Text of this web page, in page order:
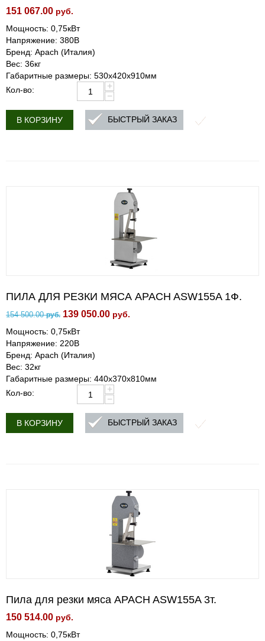
151 067.00 руб.
Мощность: 0,75кВт
Напряжение: 380В
Бренд: Apach (Италия)
Вес: 36кг
Габаритные размеры: 530х420х910мм
Кол-во:
+
−
В КОРЗИНУ БЫСТРЫЙ ЗАКАЗ
ПИЛА ДЛЯ РЕЗКИ МЯСА APACH ASW155A 1Ф.
154 500.00 руб. 139 050.00 руб.
Мощность: 0,75кВт
Напряжение: 220В
Бренд: Apach (Италия)
Вес: 32кг
Габаритные размеры: 440х370х810мм
Кол-во:
+
−
В КОРЗИНУ БЫСТРЫЙ ЗАКАЗ
Пила для резки мяса APACH ASW155A 3т.
150 514.00 руб.
Мощность: 0,75кВт